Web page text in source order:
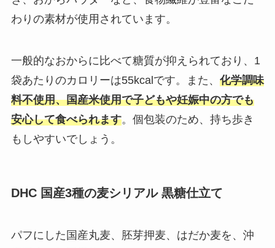
わりの素材が使用されています。
一般的なおからに比べて糖質が抑えられており、1
袋あたりのカロリーは55kcalです。また、 化学調味
料不使用、国産米使用で子どもや妊娠中の方でも
安心して食べられます。個包装のため、持ち歩き
もしやすいでしょう。
DHC 国産3種の麦シリアル 黒糖仕立て
パフにした国産丸麦、胚芽押麦、はだか麦を、沖